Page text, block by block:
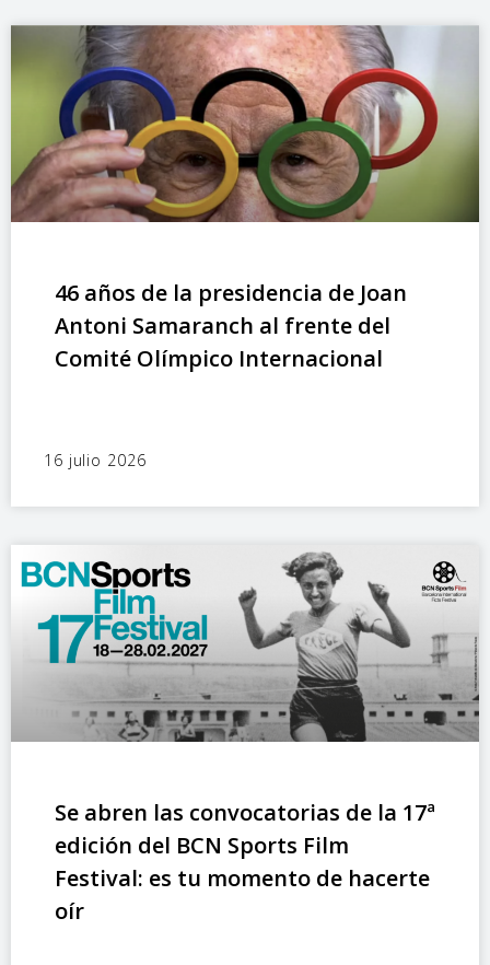
46 años de la presidencia de Joan
Antoni Samaranch al frente del
Comité Olímpico Internacional
16 julio 2026
Se abren las convocatorias de la 17ª
edición del BCN Sports Film
Festival: es tu momento de hacerte
oír